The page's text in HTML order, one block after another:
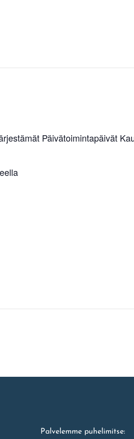
Päivätoimintapäivät
Palvelemme puhelimitse: